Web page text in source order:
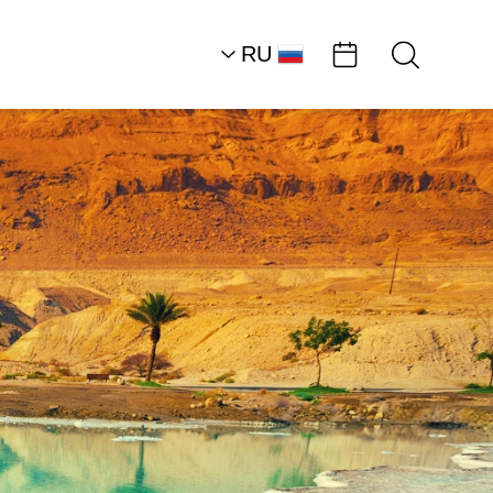
RU
EN
Южная часть района
Мертвого моря
Рестораны
Кафе «Грег»